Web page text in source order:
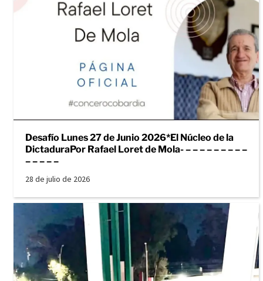
Desafío Lunes 27 de Junio 2026*El Núcleo de la
DictaduraPor Rafael Loret de Mola- – – – – – – – – –
– – – – –
28 de julio de 2026